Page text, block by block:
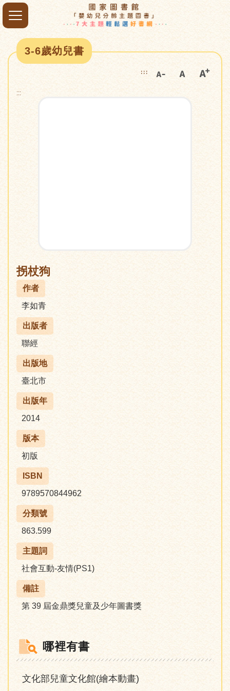
3-6歲幼兒書
:::
:::
拐杖狗
作者
李如青
出版者
聯經
出版地
臺北市
出版年
2014
版本
初版
ISBN
9789570844962
分類號
863.599
主題詞
社會互動-友情(PS1)
備註
第 39 屆金鼎獎兒童及少年圖書獎
哪裡有書
文化部兒童文化館(繪本動畫)